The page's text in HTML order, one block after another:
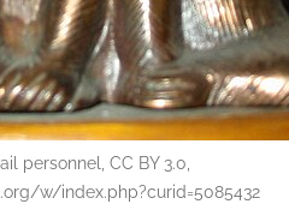
personnel, CC BY 3.0,
w/index.php?curid=5085432